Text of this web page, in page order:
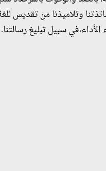
وتلاميذنا من تقديس
سبيل تبليغ رسالتنا.